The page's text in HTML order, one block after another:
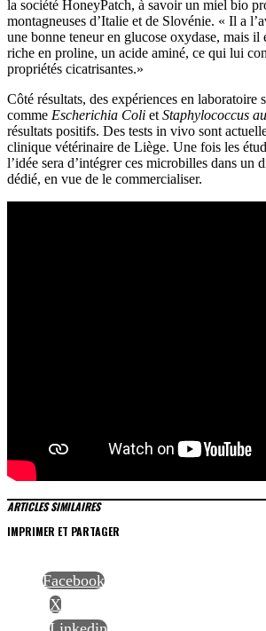
la société HoneyPatch, à savoir un miel bio
montagneuses d’Italie et de Slovénie. « Il a
une bonne teneur en glucose oxydase, mais il
riche en proline, un acide aminé, ce qui lui
propriétés cicatrisantes.»
Côté résultats, des expériences en laboratoire
comme Escherichia Coli et Staphylococcus
résultats positifs. Des tests in vivo sont
clinique vétérinaire de Liège. Une fois les
l’idée sera d’intégrer ces microbilles dans un
dédié, en vue de le commercialiser.
ARTICLES SIMILAIRES
IMPRIMER ET PARTAGER
Facebook
X